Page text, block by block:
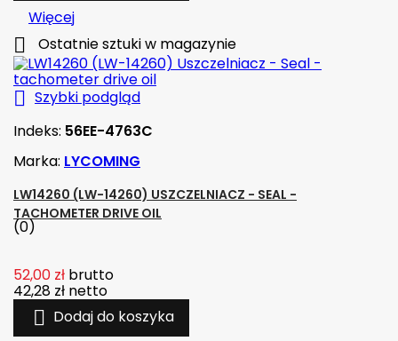
Więcej
 Ostatnie sztuki w magazynie
 Szybki podgląd
Indeks: 56EE-4763C
Marka: LYCOMING
LW14260 (LW-14260) USZCZELNIACZ - SEAL -
TACHOMETER DRIVE OIL
(0)
52,00 zł brutto
42,28 zł netto
 Dodaj do koszyka